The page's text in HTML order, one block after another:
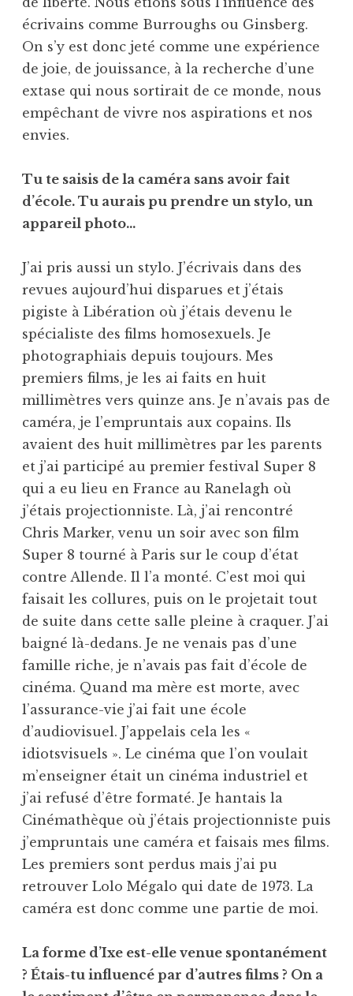
écrivains comme Burroughs ou Ginsberg.
On s’y est donc jeté comme une expérience
de joie, de jouissance, à la recherche d’une
extase qui nous sortirait de ce monde, nous
empêchant de vivre nos aspirations et nos
envies.
Tu te saisis de la caméra sans avoir fait
d’école. Tu aurais pu prendre un stylo, un
appareil photo…
J’ai pris aussi un stylo. J’écrivais dans des
revues aujourd’hui disparues et j’étais
pigiste à Libération où j’étais devenu le
spécialiste des films homosexuels. Je
photographiais depuis toujours. Mes
premiers films, je les ai faits en huit
millimètres vers quinze ans. Je n’avais pas de
caméra, je l’empruntais aux copains. Ils
avaient des huit millimètres par les parents
et j’ai participé au premier festival Super 8
qui a eu lieu en France au Ranelagh où
j’étais projectionniste. Là, j’ai rencontré
Chris Marker, venu un soir avec son film
Super 8 tourné à Paris sur le coup d’état
contre Allende. Il l’a monté. C’est moi qui
faisait les collures, puis on le projetait tout
de suite dans cette salle pleine à craquer. J’ai
baigné là-dedans. Je ne venais pas d’une
famille riche, je n’avais pas fait d’école de
cinéma. Quand ma mère est morte, avec
l’assurance-vie j’ai fait une école
d’audiovisuel. J’appelais cela les «
idiotsvisuels ». Le cinéma que l’on voulait
m’enseigner était un cinéma industriel et
j’ai refusé d’être formaté. Je hantais la
Cinémathèque où j’étais projectionniste puis
j’empruntais une caméra et faisais mes films.
Les premiers sont perdus mais j’ai pu
retrouver Lolo Mégalo qui date de 1973. La
caméra est donc comme une partie de moi.
La forme d’Ixe est-elle venue spontanément
? Étais-tu influencé par d’autres films ? On a